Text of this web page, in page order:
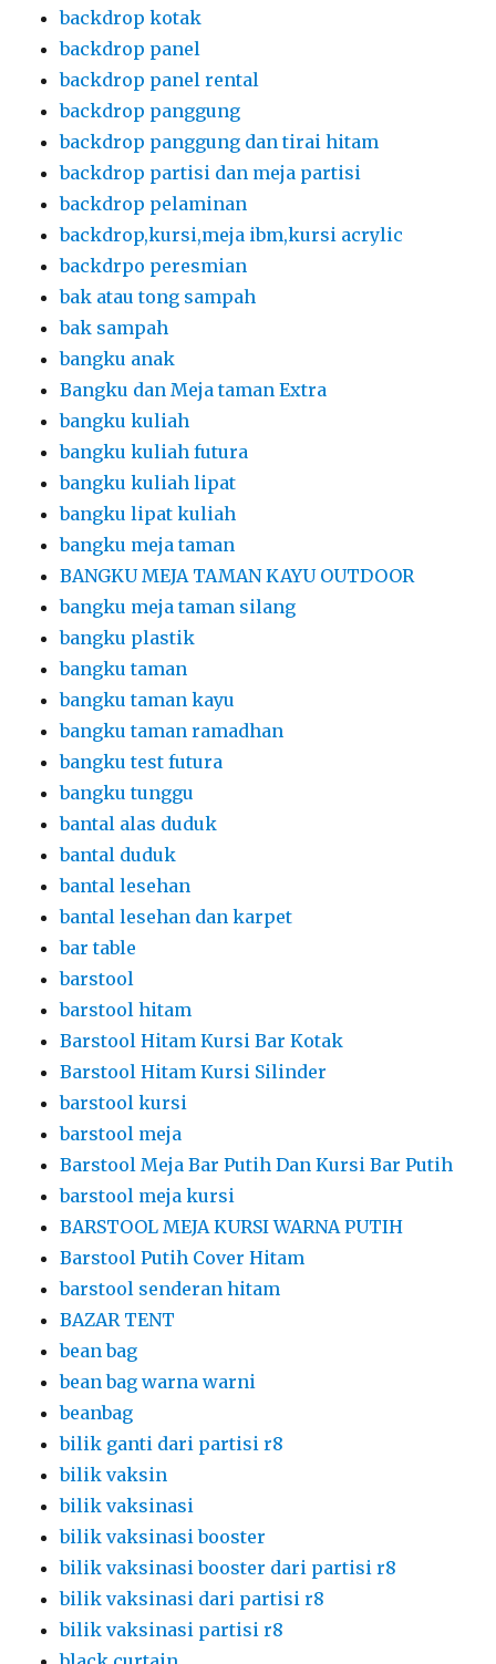
backdrop kotak
backdrop panel
backdrop panel rental
backdrop panggung
backdrop panggung dan tirai hitam
backdrop partisi dan meja partisi
backdrop pelaminan
backdrop,kursi,meja ibm,kursi acrylic
backdrpo peresmian
bak atau tong sampah
bak sampah
bangku anak
Bangku dan Meja taman Extra
bangku kuliah
bangku kuliah futura
bangku kuliah lipat
bangku lipat kuliah
bangku meja taman
BANGKU MEJA TAMAN KAYU OUTDOOR
bangku meja taman silang
bangku plastik
bangku taman
bangku taman kayu
bangku taman ramadhan
bangku test futura
bangku tunggu
bantal alas duduk
bantal duduk
bantal lesehan
bantal lesehan dan karpet
bar table
barstool
barstool hitam
Barstool Hitam Kursi Bar Kotak
Barstool Hitam Kursi Silinder
barstool kursi
barstool meja
Barstool Meja Bar Putih Dan Kursi Bar Putih
barstool meja kursi
BARSTOOL MEJA KURSI WARNA PUTIH
Barstool Putih Cover Hitam
barstool senderan hitam
BAZAR TENT
bean bag
bean bag warna warni
beanbag
bilik ganti dari partisi r8
bilik vaksin
bilik vaksinasi
bilik vaksinasi booster
bilik vaksinasi booster dari partisi r8
bilik vaksinasi dari partisi r8
bilik vaksinasi partisi r8